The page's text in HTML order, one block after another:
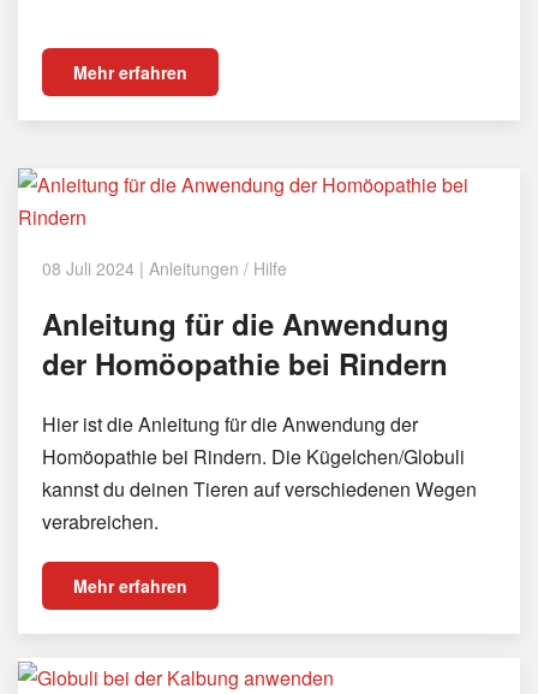
Mehr erfahren
08 Juli 2024 | Anleitungen / Hilfe
Anleitung für die Anwendung
der Homöopathie bei Rindern
Hier ist die Anleitung für die Anwendung der
Homöopathie bei Rindern. Die Kügelchen/Globuli
kannst du deinen Tieren auf verschiedenen Wegen
verabreichen.
Mehr erfahren